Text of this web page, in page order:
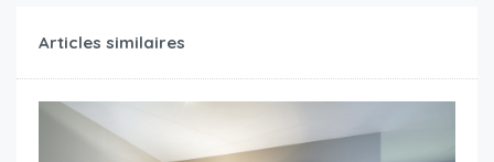
Articles similaires